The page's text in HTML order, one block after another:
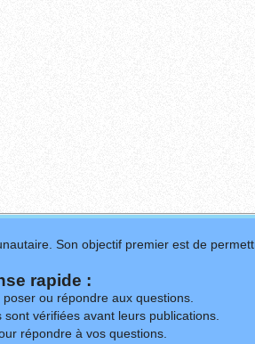
Son objectif premier est de
rapide :
ou répondre aux questions.
vérifiées avant leurs publications.
répondre à vos questions.